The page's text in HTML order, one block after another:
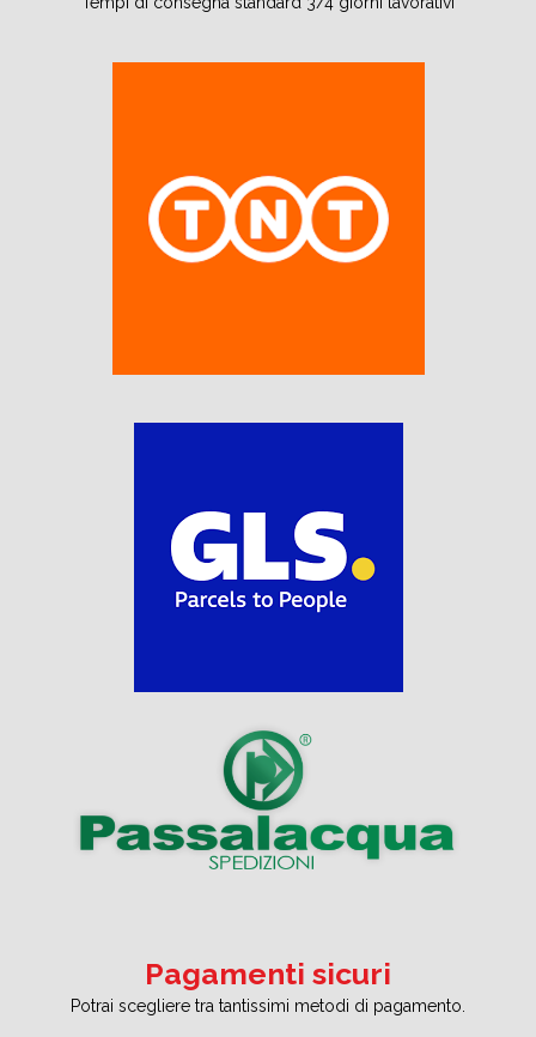
Pagamenti sicuri
Potrai scegliere tra tantissimi metodi di pagamento.